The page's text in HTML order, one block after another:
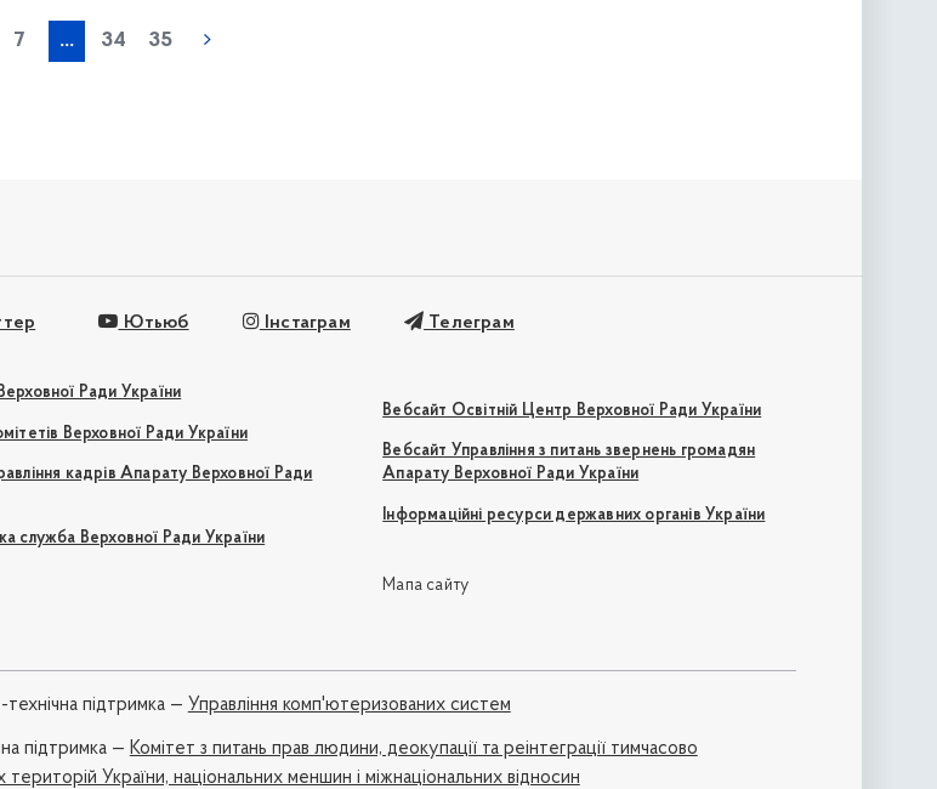
7 ... 34 35
Ютьюб Інстаграм Телеграм
Ради України
Верховної Ради України
кадрів Апарату Верховної Ради
служба Верховної Ради України
Вебсайт Освітній Центр Верховної Ради України
Вебсайт Управління з питань звернень громадян
Апарату Верховної Ради України
Інформаційні ресурси державних органів України
Мапа сайту
технічна підтримка — Управління комп'ютеризованих систем
підтримка — Комітет з питань прав людини, деокупації та реінтеграції тимчасово
територій України, національних меншин і міжнаціональних відносин